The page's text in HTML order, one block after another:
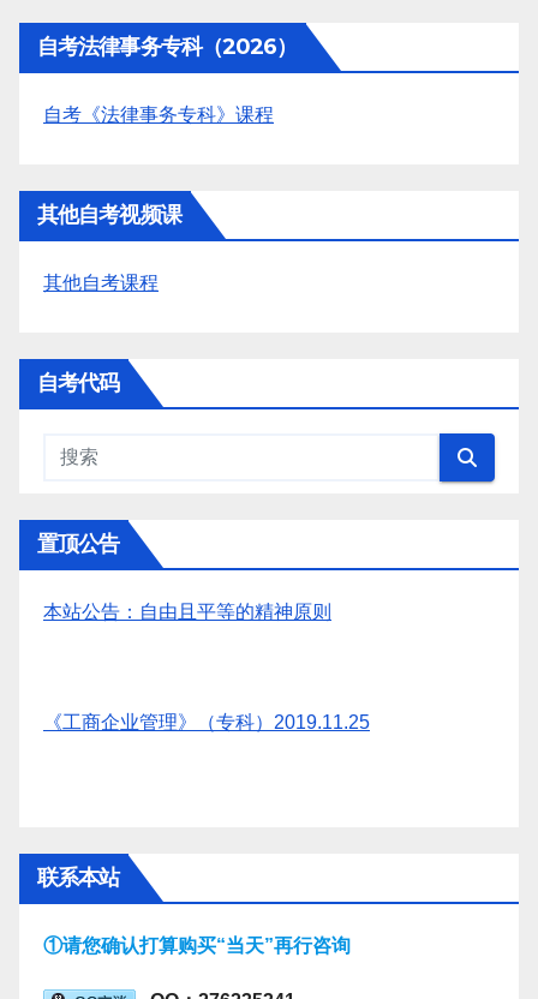
自考法律事务专科（2026）
自考《法律事务专科》课程
其他自考视频课
其他自考课程
自考代码
置顶公告
本站公告：自由且平等的精神原则
《工商企业管理》（专科）2019.11.25
联系本站
①请您确认打算购买“当天”再行咨询